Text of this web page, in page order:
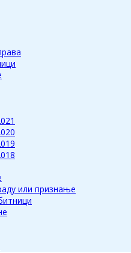
или признање